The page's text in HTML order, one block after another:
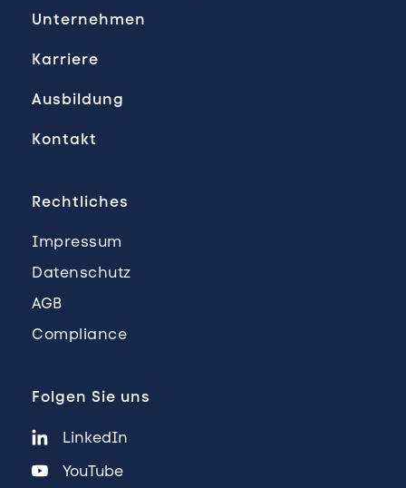
Unternehmen
Karriere
Ausbildung
Kontakt
Rechtliches
Impressum
Datenschutz
AGB
Compliance
Folgen Sie uns
LinkedIn
YouTube